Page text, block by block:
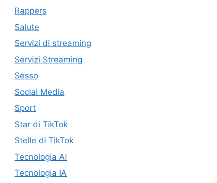
Rappers
Salute
Servizi di streaming
Servizi Streaming
Sesso
Social Media
Sport
Star di TikTok
Stelle di TikTok
Tecnologia AI
Tecnologia IA